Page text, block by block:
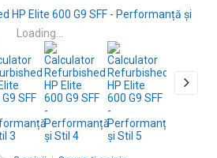
Loading...